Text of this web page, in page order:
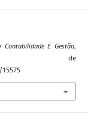
Contabilidade E Gestão,
de